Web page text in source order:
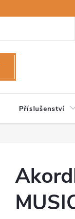
Příslušenství